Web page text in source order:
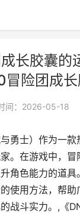
成长胶囊的
险团成长
间：2026-05-18
勇士）作为一
。在游戏中，冒
角色能力的道具
使用方法，帮助
战斗实力。,《